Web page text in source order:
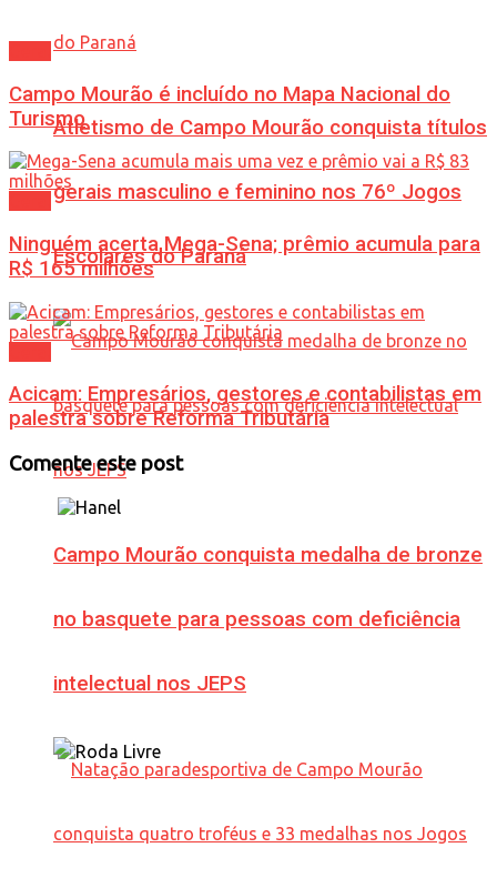
Atletismo de Campo Mourão conquista títulos
gerais masculino e feminino nos 76º Jogos
Escolares do Paraná
Campo Mourão conquista medalha de bronze
no basquete para pessoas com deficiência
intelectual nos JEPS
Campo Mourão é incluído no Mapa Nacional do
Turismo
Ninguém acerta Mega-Sena; prêmio acumula para
R$ 165 milhões
Acicam: Empresários, gestores e contabilistas em
palestra sobre Reforma Tributária
Comente este post